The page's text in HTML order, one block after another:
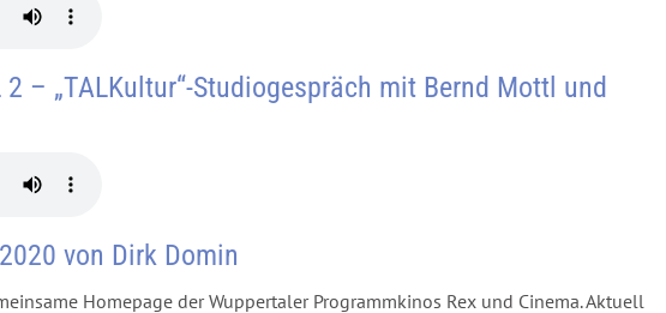
– „TALKultur“-Studiogespräch mit Bernd Mottl und
von Dirk Domin
Homepage der Wuppertaler Programmkinos Rex und Cinema. Aktuell